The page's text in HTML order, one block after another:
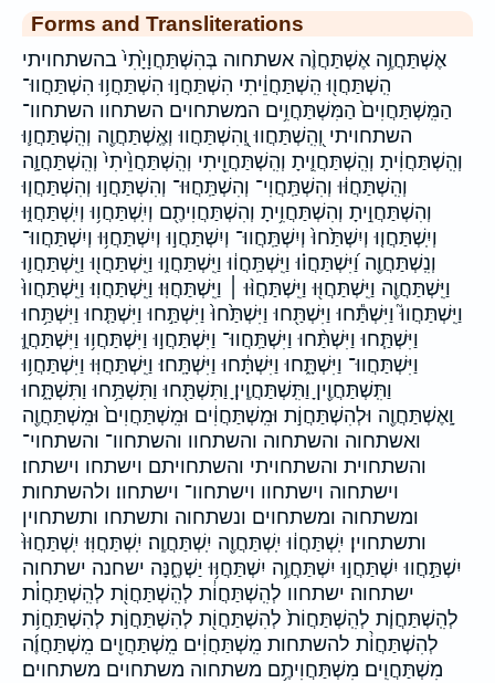
Forms and Transliterations
אֶשְׁתַּחֲוֶ֥ה אֶשְׁתַּחֲוֶ֨ה אשתחוה בְּהִשְׁתַּחֲוָיָ֙תִי֙ בהשתחויתי
הִֽשְׁתַּחֲו֖וּ הִֽשְׁתַּחֲוֵ֔יתִי הִשְׁתַּחֲו֣וּ הִשְׁתַּחֲו֥וּ הִשְׁתַּחֲווּ־
הַמִּֽשְׁתַּחֲוִים֙ הַמִּשְׁתַּחֲוִ֥ים המשתחוים השתחוו השתחוו־
השתחויתי וְ֭הִֽשְׁתַּחֲווּ וְֽ֭הִשְׁתַּחֲווּ וְאֶֽשְׁתַּחֲוֶ֖ה וְהִֽשְׁתַּחֲו֛וּ
וְהִֽשְׁתַּחֲוִ֔יתָ וְהִֽשְׁתַּחֲוִ֛יתָ וְהִֽשְׁתַּחֲוֵ֖יתִי וְהִֽשְׁתַּחֲוֵ֙יתִי֙ וְהִֽשְׁתַּחֲוָ֛ה
וְהִֽשְׁתַּחֲוּ֔וּ וְהִשְׁתַּֽחֲוִי־ וְהִשְׁתַּֽחֲוּוּ־ וְהִשְׁתַּחֲו֣וּ וְהִשְׁתַּחֲו֧וּ
וְהִשְׁתַּחֲוִ֣יתָ וְהִשְׁתַּחֲוִ֥יתָ וְהִשְׁתַּחֲוִיתֶ֖ם וְיִֽשְׁתַּחֲו֥וּ וְיִֽשְׁתַּחֲוּ֑וּ
וְיִֽשְׁתַּחֲו֤וּ וְיִשְׁתַּ֙חוּ֙ וְיִשְׁתַּֽחֲווּ־ וְיִשְׁתַּחֲו֣וּ וְיִשְׁתַּחֲוּ֥וּ וְיִשְׁתַּחֲווּ־
וְנִֽשְׁתַּחֲוֶ֖ה וַ֝יִּשְׁתַּחֲו֗וּ וַיִּֽשְׁתַּֽחֲו֔וּ וַיִּֽשְׁתַּחֲו֑וּ וַיִּֽשְׁתַּחֲו֖וּ וַיִּֽשְׁתַּחֲו֛וּ
וַיִּֽשְׁתַּחֲוֶ֖ה וַיִּֽשְׁתַּחֲוּ֖וּ וַיִּֽשְׁתַּחֲוּ֨וּ ׀ וַיִּֽשְׁתַּחֲוּֽוּ׃ וַיִּֽשְׁתַּחֲוֽוּ׃ וַיִּֽשְׁתַּחֲווּ֙
וַיִּֽשְׁתַּחֲווּ֮ וַיִּשְׁתַּ֕חוּ וַיִּשְׁתַּ֖חוּ וַיִּשְׁתַּ֙חוּ֙ וַיִּשְׁתַּ֣חוּ וַיִּשְׁתַּ֤חוּ וַיִּשְׁתַּ֥חוּ
וַיִּשְׁתַּ֧חוּ וַיִּשְׁתַּ֨חוּ וַיִּשְׁתַּֽחֲווּ־ וַיִּשְׁתַּחֲו֣וּ וַיִּשְׁתַּחֲו֥וּ וַיִּשְׁתַּחֲוֻּ֛
וַיִּשְׁתַּחֲווּ־ וַיִּשְׁתָּ֑חוּ וַיִּשְׁתָּ֔חוּ וַיִּשְׁתָּֽחוּ׃ וַיִּֽשְׁתַּחֲוּֽוּ וַיִּשְׁתַּחֲו֥וּ
וַתִּֽשְׁתַּחֲוֶ֖יןָ וַתִּֽשְׁתַּחֲוֶֽיןָ׃ וַתִּשְׁתַּ֖חוּ וַתִּשְׁתַּ֥חוּ וַתִּשְׁתָּ֑חוּ
וָֽאֶשְׁתַּחֲוֶ֖ה וּלְהִשְׁתַּחֲוֹ֣ת וּמִֽשְׁתַּחֲוִ֔ים וּמִֽשְׁתַּחֲוִים֙ וּמִֽשְׁתַּחֲוֶ֖ה
ואשתחוה והשתחוה והשתחוו והשתחוו־ והשתחוי־
והשתחוית והשתחויתי והשתחויתם וישתחו וישתחו׃
וישתחוה וישתחוו וישתחוו־ וישתחוו׃ ולהשתחות
ומשתחוה ומשתחוים ונשתחוה ותשתחו ותשתחוין
ותשתחוין׃ יִֽשְׁתַּחֲו֔וּ יִֽשְׁתַּחֲוֶ֖ה יִֽשְׁתַּחֲוֶֽה׃ יִֽשְׁתַּחֲוּֽוּ׃ יִֽשְׁתַּחֲוּוּ֙
יִשְׁתַּ֣חֲווּ יִשְׁתַּחֲו֣וּ יִשְׁתַּחֲוֶ֥ה יִשְׁתַּחֲוּ֥וּ יַשְׁחֶ֑נָּה ישחנה ישתחוה
ישתחוה׃ ישתחוו לְהִֽשְׁתַּחֲוֹ֔ת לְהִֽשְׁתַּחֲוֹ֖ת לְהִֽשְׁתַּחֲוֹ֗ת
לְהִֽשְׁתַּחֲוֹ֧ת לְהִֽשְׁתַּחֲוֹת֙ לְהִשְׁתַּחֲוֹ֖ת לְהִשְׁתַּחֲוֹ֣ת לְהִשְׁתַּחֲוֹ֥ת
לְהִשְׁתַּחֲוֹ֨ת להשתחות מִֽשְׁתַּחֲוִ֔ים מִֽשְׁתַּחֲוִ֖ים מִֽשְׁתַּחֲוֶ֜ה
מִשְׁתַּחֲוִֽים׃ מִשְׁתַּחֲוִיתֶ֥ם משתחוה משתחוים משתחוים׃